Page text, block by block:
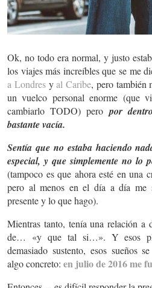
Ok, no todo era normal, y justo
los viajes más increíbles que se me
a Londresyal Caribe, pero también
un vuelco personal enorme (que
cambiarlo TODO) pero por
bastante vacía.
Sentía que no estaba haciendo
especial, y que simplemente no lo
(tampoco es que ahora esté en una
pero al menos en el día a día me
presente y lo que hago).
Mientras tanto, tenía una relación a
de… «y que tal si…». Y esos
demasiado sustento, esos sueños
algo concreto: en julio de 2016 me